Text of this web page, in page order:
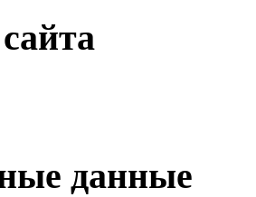
данные